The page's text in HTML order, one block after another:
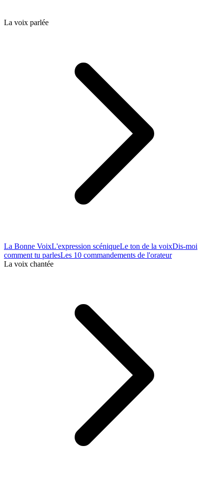
La voix parlée
La Bonne VoixL'expression scéniqueLe ton de la voixDis-moi
comment tu parlesLes 10 commandements de l'orateur
La voix chantée